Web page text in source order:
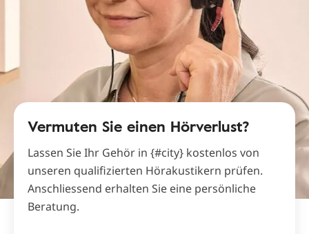
Vermuten Sie einen Hörverlust?
Lassen Sie Ihr Gehör in {#city} kostenlos von
unseren qualifizierten Hörakustikern prüfen.
Anschliessend erhalten Sie eine persönliche
Beratung.